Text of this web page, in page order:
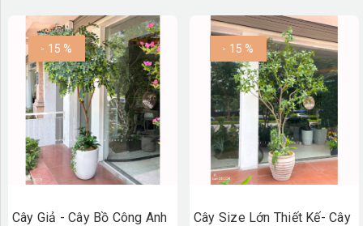
- 15 %
Cây Giả - Cây Bồ Công Anh
- 15 %
Cây Size Lớn Thiết Kế- Cây